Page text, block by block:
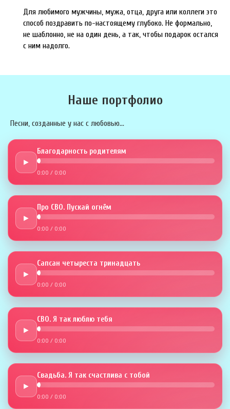
Для любимого мужчины, мужа, отца, друга или коллеги это
способ поздравить по-настоящему глубоко. Не формально,
не шаблонно, не на один день, а так, чтобы подарок остался
с ним надолго.
Наше портфолио
Песни, созданные у нас с любовью...
►
Благодарность родителям
0:00 / 0:00
►
Про СВО. Пускай огнём
0:00 / 0:00
►
Сапсан четыреста тринадцать
0:00 / 0:00
►
СВО. Я так люблю тебя
0:00 / 0:00
►
Свадьба. Я так счастлива с тобой
0:00 / 0:00